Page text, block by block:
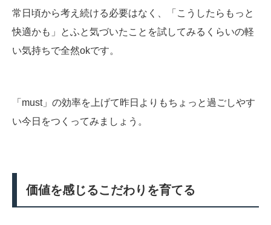
常日頃から考え続ける必要はなく、「こうしたらもっと
快適かも」とふと気づいたことを試してみるくらいの軽
い気持ちで全然okです。
「must」の効率を上げて昨日よりもちょっと過ごしやす
い今日をつくってみましょう。
価値を感じるこだわりを育てる